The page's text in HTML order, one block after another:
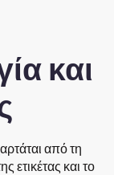
και
από τη
ετικέτας και το